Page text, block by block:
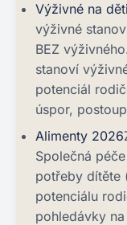
Výživné na děti
výživné
BEZ
stanoví
potenciál
úspor,
Alimenty 2026
Společná
potřeby dítěte
potenciálu
pohledávky